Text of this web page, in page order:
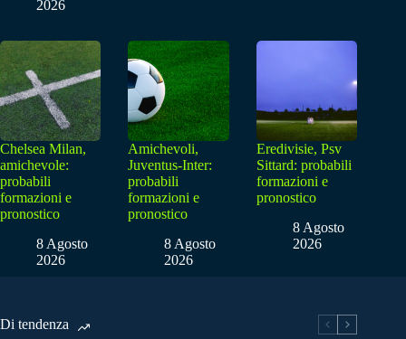
2026
Chelsea Milan,
amichevole:
probabili
formazioni e
pronostico
8 Agosto
2026
Amichevoli,
Juventus-Inter:
probabili
formazioni e
pronostico
8 Agosto
2026
Eredivisie, Psv
Sittard: probabili
formazioni e
pronostico
8 Agosto
2026
Di tendenza